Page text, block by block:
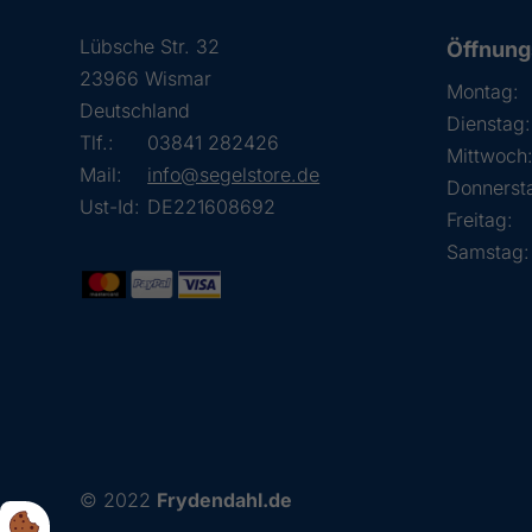
Lübsche Str. 32
23966 Wismar
Deutschland
Tlf.:
03841 282426
Mail:
info@segelstore.de
Ust-Id: DE221608692
Montag:
Dienstag:
Mittwoch:
Freitag:
Samstag:
© 2022 Frydendahl.de